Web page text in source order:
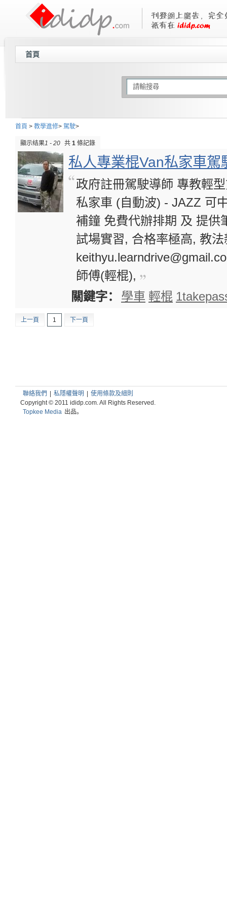
首頁
首頁 > 教學進修> 駕駛>
顯示结果1 - 20 共 1 條記錄
私人專業棍Van私家車
政府註冊駕駛導師 專教輕
私家車 (自動波) - JAZZ 可
補鐘 免費代辦排期 及 提供
試場實習, 合格率極高, 教
師傅(輕棍),
關鍵字：
學車 輕棍
上一頁 1 下一頁
聯絡我們 私隱權聲明
使用條款及細則
Copyright © 2011 ididp.com. All Rights Reserved.
Topkee Media 出品。